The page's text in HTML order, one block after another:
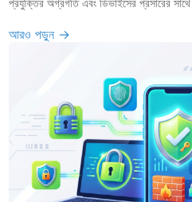
প্রযুক্তির অগ্রগতি এবং ডিভাইসের প্রসারের
আরও পড়ুন →